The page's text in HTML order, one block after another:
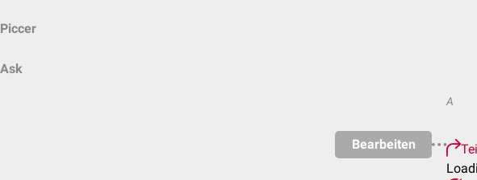
Piccer
Ask
Bearbeiten
A